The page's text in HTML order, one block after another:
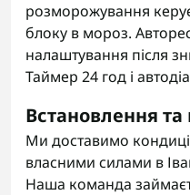
розморожування
блоку в мороз.
налаштування після
Таймер 24 год і
Встановлення
Ми доставимо
власними силами в
Наша команда